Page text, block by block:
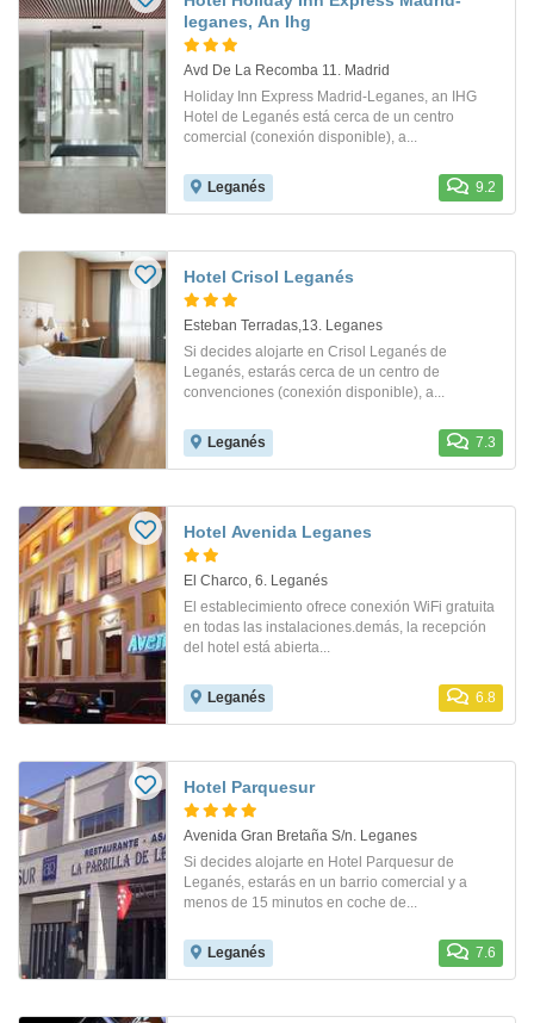
leganes, An Ihg
Avd De La Recomba 11. Madrid
Holiday Inn Express Madrid-Leganes, an IHG
Hotel de Leganés está cerca de un centro
comercial (conexión disponible), a...
Leganés 9.2
Hotel Crisol Leganés
Esteban Terradas,13. Leganes
Si decides alojarte en Crisol Leganés de
Leganés, estarás cerca de un centro de
convenciones (conexión disponible), a...
Leganés 7.3
Hotel Avenida Leganes
El Charco, 6. Leganés
El establecimiento ofrece conexión WiFi gratuita
en todas las instalaciones.demás, la recepción
del hotel está abierta...
Leganés 6.8
Hotel Parquesur
Avenida Gran Bretaña S/n. Leganes
Si decides alojarte en Hotel Parquesur de
Leganés, estarás en un barrio comercial y a
menos de 15 minutos en coche de...
Leganés 7.6